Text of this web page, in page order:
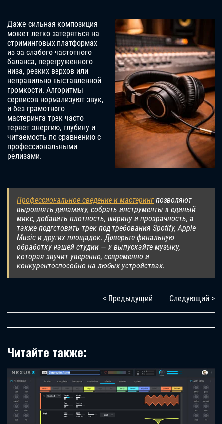
Даже сильная композиция
может легко затеряться на
стриминговых платформах
из-за слабого частотного
баланса, перегруженного
низа, резких верхов или
неправильно выставленной
громкости. Алгоритмы
сервисов нормализуют звук,
и без грамотного
мастеринга трек часто
теряет энергию, глубину и
читаемость по сравнению с
профессиональными
релизами.
Профессиональное сведение и мастеринг позволяют
выровнять динамику, собрать инструменты в единый
микс, добавить плотность, ширину и прозрачность, а
также подготовить трек под требования Spotify, Apple
Music и других площадок. Доверьте финальную
обработку нашей студии — и выпускайте музыку,
которая звучит уверенно, современно и
конкурентоспособно на любых устройствах.
< Предыдущий Следующий >
Читайте также: